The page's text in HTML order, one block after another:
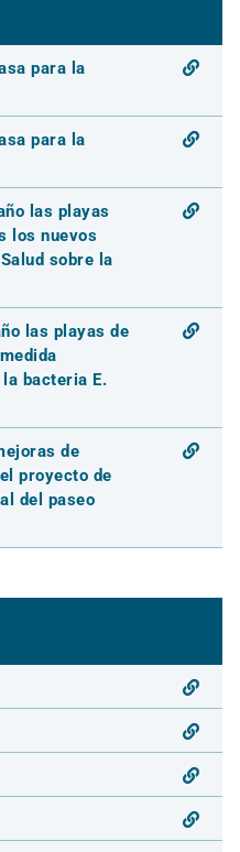
para la
para la
las playas
los nuevos
sobre la
las playas de
bacteria E.
de
proyecto de
del paseo